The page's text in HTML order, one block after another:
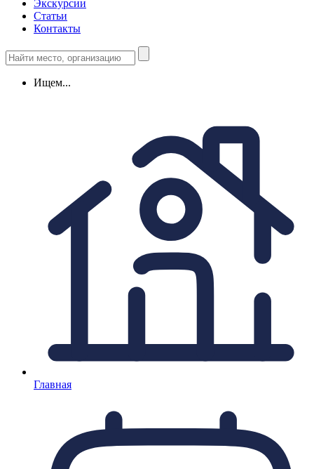
Экскурсии
Статьи
Контакты
Ищем...
Главная